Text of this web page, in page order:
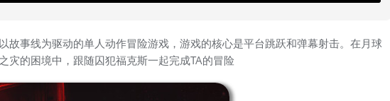
故事线为驱动的单人动作冒险游戏，游戏的核心是平台跳跃和弹幕射击。在月球
灾的困境中，跟随囚犯福克斯一起完成TA的冒险